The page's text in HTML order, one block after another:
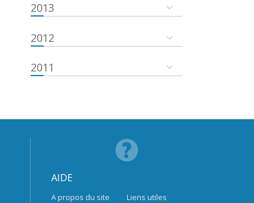
2013
2012
2011
AIDE
A propos du site
Liens utiles